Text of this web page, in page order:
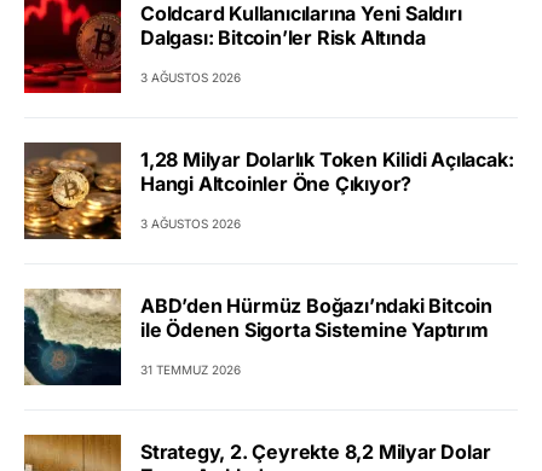
Coldcard Kullanıcılarına Yeni Saldırı
Dalgası: Bitcoin’ler Risk Altında
3 AĞUSTOS 2026
1,28 Milyar Dolarlık Token Kilidi Açılacak:
Hangi Altcoinler Öne Çıkıyor?
3 AĞUSTOS 2026
ABD’den Hürmüz Boğazı’ndaki Bitcoin
ile Ödenen Sigorta Sistemine Yaptırım
31 TEMMUZ 2026
Strategy, 2. Çeyrekte 8,2 Milyar Dolar